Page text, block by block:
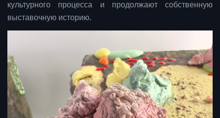
культурного процесса и продолжают собственную
выставочную историю.